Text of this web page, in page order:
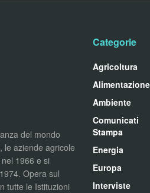
del mondo
le aziende agricole
1966 e si
Opera sul
tutte le Istituzioni
Categorie
Agricoltura
Alimentazione
Ambiente
Comunicati
Stampa
Energia
Europa
Interviste